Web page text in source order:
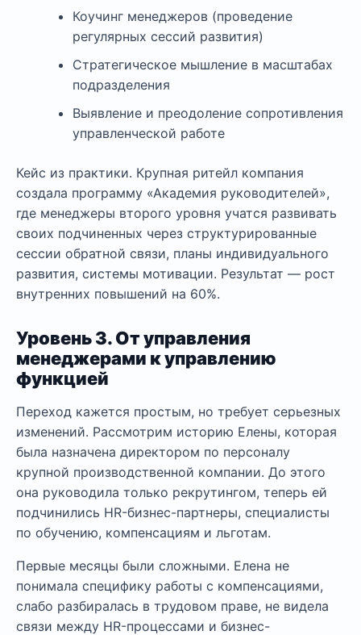
Коучинг менеджеров (проведение
регулярных сессий развития)
Стратегическое мышление в масштабах
подразделения
Выявление и преодоление сопротивления
управленческой работе
Кейс из практики. Крупная ритейл компания
создала программу «Академия руководителей»,
где менеджеры второго уровня учатся развивать
своих подчиненных через структурированные
сессии обратной связи, планы индивидуального
развития, системы мотивации. Результат — рост
внутренних повышений на 60%.
Уровень 3. От управления
менеджерами к управлению
функцией
Переход кажется простым, но требует серьезных
изменений. Рассмотрим историю Елены, которая
была назначена директором по персоналу
крупной производственной компании. До этого
она руководила только рекрутингом, теперь ей
подчинились HR-бизнес-партнеры, специалисты
по обучению, компенсациям и льготам.
Первые месяцы были сложными. Елена не
понимала специфику работы с компенсациями,
слабо разбиралась в трудовом праве, не видела
связи между HR-процессами и бизнес-